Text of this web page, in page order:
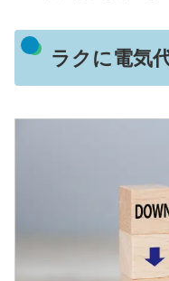
ラクに電気